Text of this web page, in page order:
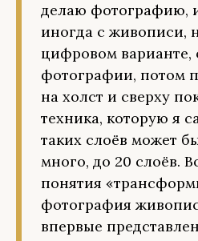
делаю фотографию,
иногда с живописи,
цифровом варианте,
фотографии, потом
на холст и сверху
техника, которую я
таких слоёв может
много, до 20 слоёв.
понятия
фотография
впервые